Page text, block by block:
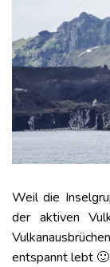
Weil die
der aktiven
entspannt lebt 🙂